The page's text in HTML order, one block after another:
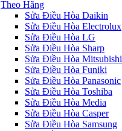
Theo Hãng
Sửa Điều Hòa Daikin
Sửa Điều Hòa Electrolux
Sửa Điều Hòa LG
Sửa Điều Hòa Sharp
Sửa Điều Hòa Mitsubishi
Sửa Điều Hòa Funiki
Sửa Điều Hòa Panasonic
Sửa Điều Hòa Toshiba
Sửa Điều Hòa Media
Sửa Điều Hòa Casper
Sửa Điều Hòa Samsung